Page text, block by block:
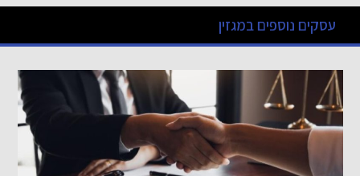
עסקים נוספים במגזין